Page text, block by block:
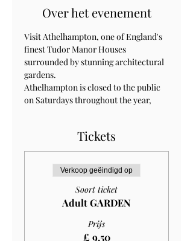
Over het evenement
Visit Athelhampton, one of England's
finest Tudor Manor Houses
surrounded by stunning architectural
gardens.
Athelhampton is closed to the public
on Saturdays throughout the year,
Tickets
Verkoop geëindigd op
Soort ticket
Adult GARDEN
Prijs
£ 9,50